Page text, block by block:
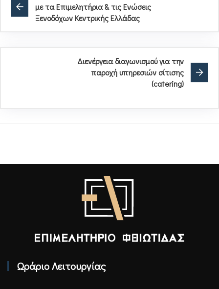
με τα Επιμελητήρια & τις Ενώσεις
Ξενοδόχων Κεντρικής Ελλάδας
Διενέργεια διαγωνισμού για την
παροχή υπηρεσιών σίτισης
(catering)
Ωράριο Λειτουργίας